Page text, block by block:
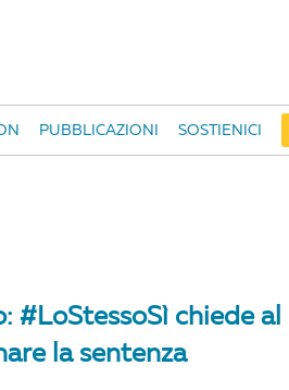
PUBBLICAZIONI SOSTIENICI
#LoStessoSì chiede al
la sentenza